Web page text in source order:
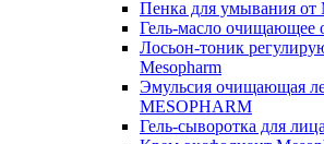
Пенка для умывания от
Гель-масло очищающее
Лосьон-тоник
Mesopharm
Эмульсия очищающая
MESOPHARM
Гель-сыворотка для лица